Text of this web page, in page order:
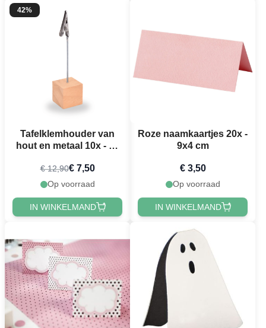
42%
Tafelklemhouder van
hout en metaal 10x - 10
€ 12,90€ 7,50
Op voorraad
IN WINKELMAND
Roze naamkaartjes 20x -
9x4 cm
€ 3,50
Op voorraad
IN WINKELMAND